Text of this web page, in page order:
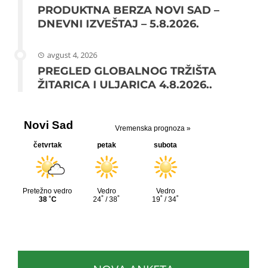
PRODUKTNA BERZA NOVI SAD –
DNEVNI IZVEŠTAJ – 5.8.2026.
avgust 4, 2026
PREGLED GLOBALNOG TRŽIŠTA
ŽITARICA I ULJARICA 4.8.2026..